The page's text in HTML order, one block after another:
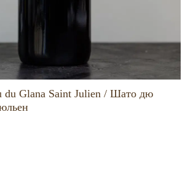
du Glana Saint Julien / Шато дю